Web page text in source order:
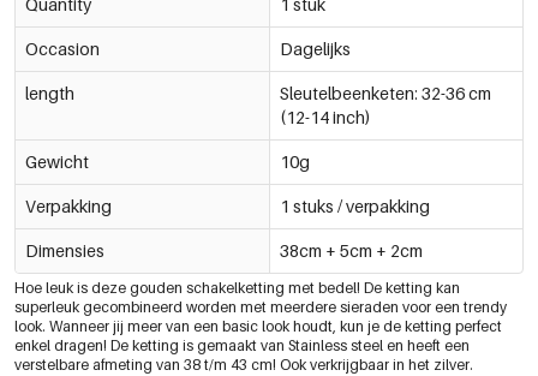
Quantity 1 stuk
Occasion Dagelijks
length
Sleutelbeenketen: 32-36 cm
(12-14 inch)
Gewicht 10g
Verpakking 1 stuks / verpakking
Dimensies 38cm + 5cm + 2cm
Hoe leuk is deze gouden schakelketting met bedel! De ketting kan
superleuk gecombineerd worden met meerdere sieraden voor een trendy
look. Wanneer jij meer van een basic look houdt, kun je de ketting perfect
enkel dragen! De ketting is gemaakt van Stainless steel en heeft een
verstelbare afmeting van 38 t/m 43 cm! Ook verkrijgbaar in het zilver.